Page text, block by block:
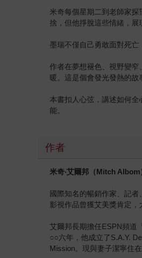
米奇每個星期二到老師家
捨，但他掙脫這些情緒，展
墨瑞不僅自己勇敢面對死
作者在夢想褪色、視野變
暖。這是個會發光發熱的故
本書扣人心弦，講述如何
能。
作者
米奇‧艾爾邦（Mitch Albom
國際知名的暢銷作家、記
影視作品曾獲艾美獎肯定，
艾爾邦長期擔任ESPN頻道
○○六年，他成立了S.A.Y.
Mission。現與妻子潔寧住在